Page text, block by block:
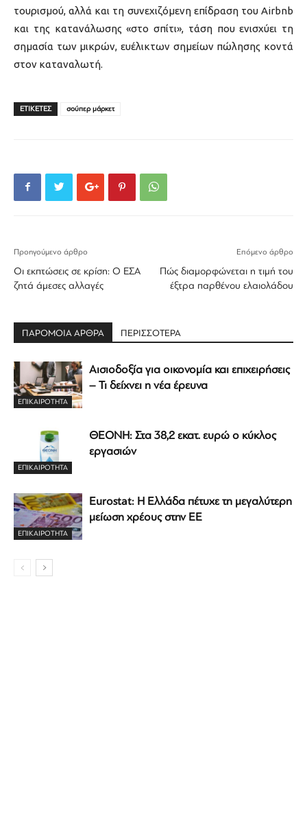
τουρισμού, αλλά και τη συνεχιζόμενη επίδραση του Airbnb
και της κατανάλωσης «στο σπίτι», τάση που ενισχύει τη
σημασία των μικρών, ευέλικτων σημείων πώλησης κοντά
στον καταναλωτή.
ΕΤΙΚΕΤΕΣ σούπερ μάρκετ
Προηγούμενο άρθρο
Οι εκπτώσεις σε κρίση: Ο ΕΣΑ
ζητά άμεσες αλλαγές
Επόμενο άρθρο
Πώς διαμορφώνεται η τιμή του
έξτρα παρθένου ελαιολάδου
ΠΑΡΟΜΟΙΑ ΑΡΘΡΑ ΠΕΡΙΣΣΟΤΕΡΑ
ΕΠΙΚΑΙΡΟΤΗΤΑ
Αισιοδοξία για οικονομία και επιχειρήσεις
– Τι δείχνει η νέα έρευνα
ΕΠΙΚΑΙΡΟΤΗΤΑ
ΘΕΟΝΗ: Στα 38,2 εκατ. ευρώ ο κύκλος
εργασιών
ΕΠΙΚΑΙΡΟΤΗΤΑ
Eurostat: Η Ελλάδα πέτυχε τη μεγαλύτερη
μείωση χρέους στην ΕΕ